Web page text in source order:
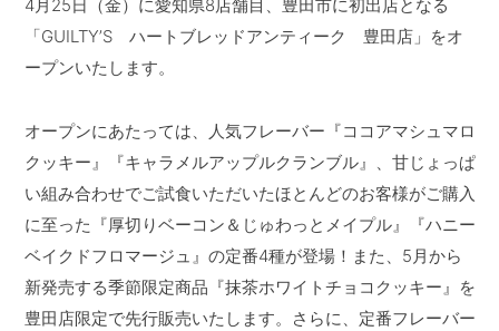
4月25日（金）に愛知県8店舗目、豊田市に初出店となる
「GUILTY’S ハートブレッドアンティーク 豊田店」をオ
ープンいたします。
オープンにあたっては、人気フレーバー『ココアマシュマロ
クッキー』『キャラメルアップルクランブル』、甘じょっぱ
い組み合わせでご試食いただいたほとんどのお客様がご購入
に至った『厚切りベーコン＆じゅわっとメイプル』『ハニー
ベイクドフロマージュ』の定番4種が登場！また、5月から
新発売する季節限定商品『抹茶ホワイトチョコクッキー』を
豊田店限定で先行販売いたします。さらに、定番フレーバー